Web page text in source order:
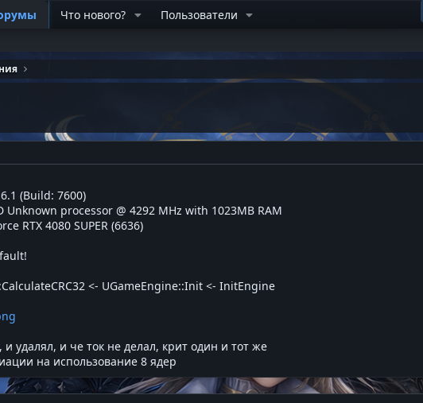
Что нового? Пользователи
(Build: 7600)
Unknown processor @ 4292 MHz with 1023MB RAM
RTX 4080 SUPER (6636)
<- UGameEngine::Init <- InitEngine
и удалял, и че ток не делал, крит один и тот же
на использование 8 ядер